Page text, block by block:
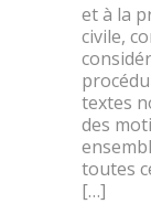
et à la
civile,
textes
des
toutes
[…]